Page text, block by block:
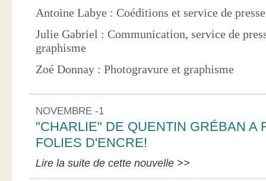
Antoine Labye : Coéditions et service de
Julie Gabriel : Communication, service de
graphisme
Zoé Donnay : Photogravure et graphisme
NOVEMBRE -1
"CHARLIE" DE QUENTIN GRÉBAN A
FOLIES D'ENCRE!
Lire la suite de cette nouvelle >>